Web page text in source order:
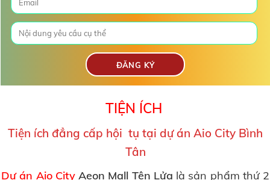
TIỆN ÍCH
Tiện ích đẳng cấp hội tụ tại dự án Aio City Bình
Tân
Dự án Aio City Aeon Mall Tên Lửa là sản phẩm thứ 2